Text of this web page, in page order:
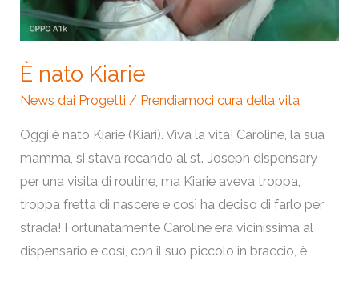
È nato Kiarie
News dai Progetti / Prendiamoci cura della vita
Oggi è nato Kiarie (Kiari). Viva la vita! Caroline, la sua
mamma, si stava recando al st. Joseph dispensary
per una visita di routine, ma Kiarie aveva troppa,
troppa fretta di nascere e così ha deciso di farlo per
strada! Fortunatamente Caroline era vicinissima al
dispensario e così, con il suo piccolo in braccio, è